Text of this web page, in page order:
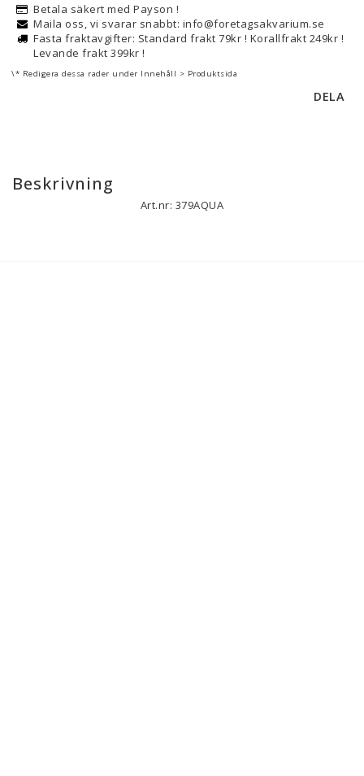
Betala säkert med Payson !
Maila oss, vi svarar snabbt: info@foretagsakvarium.se
Fasta fraktavgifter: Standard frakt 79kr ! Korallfrakt 249kr !
Levande frakt 399kr !
\* Redigera dessa rader under Innehåll > Produktsida
DELA
Beskrivning
Art.nr: 379AQUA